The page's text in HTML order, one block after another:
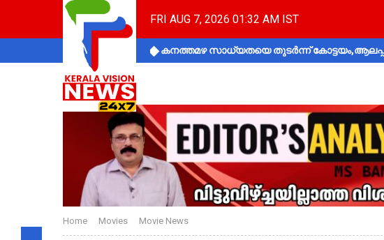
FRI AUG 7, 2026 01:32 AM IST
കനത്തമഴ സാധ്യതയെ തുടർന്ന്
Home Movies Movie News